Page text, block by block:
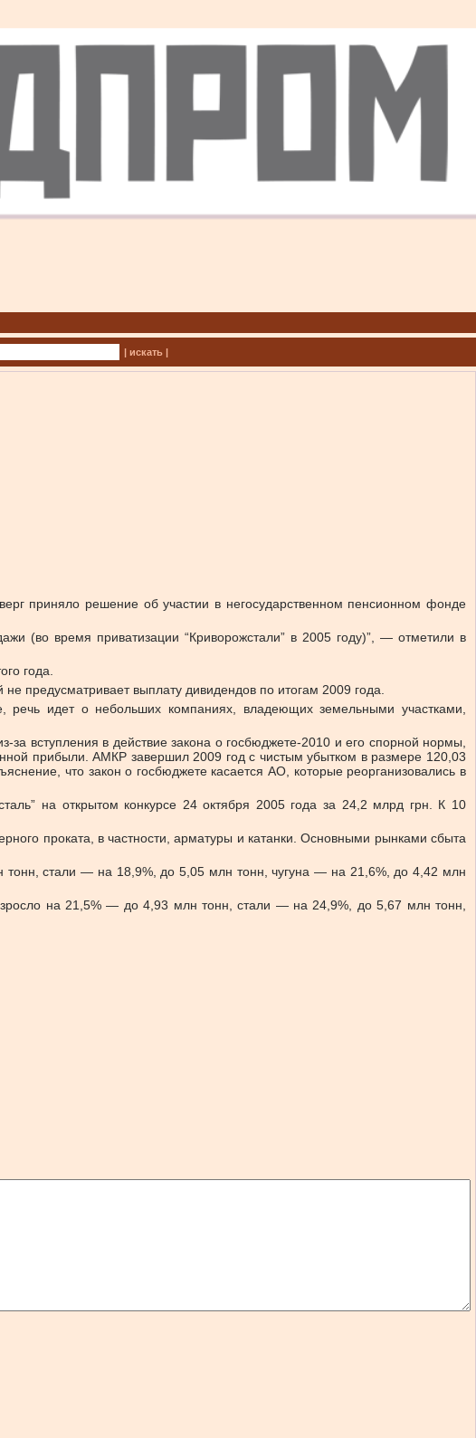
| искать |
приняло решение об участии в негосударственном пенсионном фонде
(во время приватизации “Криворожстали” в 2005 году)”, — отметили в
года.
предусматривает выплату дивидендов по итогам 2009 года.
речь идет о небольших компаниях, владеющих земельными участками,
за вступления в действие закона о госбюджете-2010 и его спорной нормы,
прибыли. АМКР завершил 2009 год с чистым убытком в размере 120,03
что закон о госбюджете касается АО, которые реорганизовались в
на открытом конкурсе 24 октября 2005 года за 24,2 млрд грн. К 10
проката, в частности, арматуры и катанки. Основными рынками сбыта
тонн, стали — на 18,9%, до 5,05 млн тонн, чугуна — на 21,6%, до 4,42 млн
на 21,5% — до 4,93 млн тонн, стали — на 24,9%, до 5,67 млн тонн,